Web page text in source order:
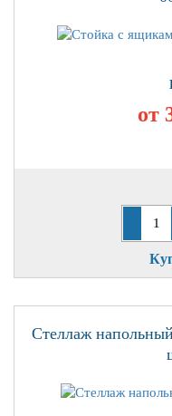
от
Стеллаж